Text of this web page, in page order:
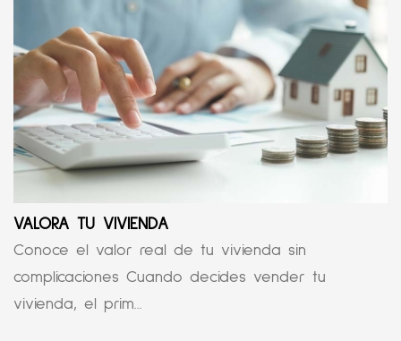
VALORA TU VIVIENDA
Conoce el valor real de tu vivienda sin
complicaciones Cuando decides vender tu
vivienda, el prim...